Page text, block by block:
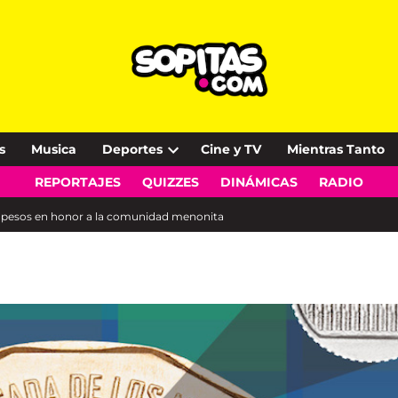
Musica Deportes
Open
dropdown
Cine y TV Mientras Tanto
REPORTAJES QUIZZES DINÁMICAS RADIO
pesos en honor a la comunidad menonita